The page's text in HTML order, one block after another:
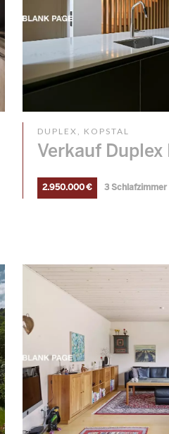
DUPLEX, KOPSTAL
Verkauf Duplex
2.950.000 € 3 Schlafzimmer